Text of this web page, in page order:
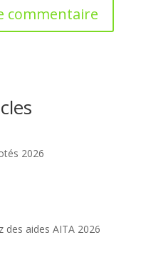
2026
des aides AITA 2026